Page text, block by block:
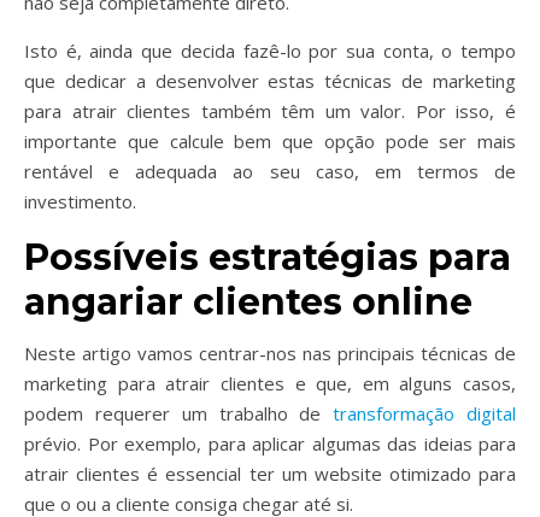
Isto é, ainda que decida fazê-lo por sua conta, o tempo
que dedicar a desenvolver estas técnicas de marketing
para atrair clientes também têm um valor. Por isso, é
importante que calcule bem que opção pode ser mais
rentável e adequada ao seu caso, em termos de
investimento.
Possíveis estratégias para
angariar clientes online
Neste artigo vamos centrar-nos nas principais técnicas de
marketing para atrair clientes e que, em alguns casos,
podem requerer um trabalho detransformação digital
prévio. Por exemplo, para aplicar algumas das ideias para
atrair clientes é essencial ter um website otimizado para
que o ou a cliente consiga chegar até si.